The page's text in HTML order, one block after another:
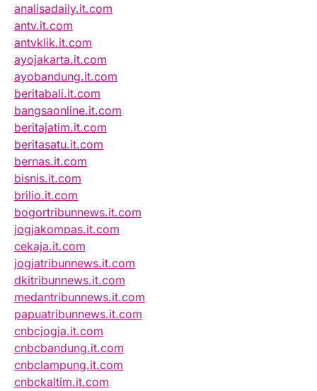
analisadaily.it.com
antv.it.com
antvklik.it.com
ayojakarta.it.com
ayobandung.it.com
beritabali.it.com
bangsaonline.it.com
beritajatim.it.com
beritasatu.it.com
bernas.it.com
bisnis.it.com
brilio.it.com
bogortribunnews.it.com
jogjakompas.it.com
cekaja.it.com
jogjatribunnews.it.com
dkitribunnews.it.com
medantribunnews.it.com
papuatribunnews.it.com
cnbcjogja.it.com
cnbcbandung.it.com
cnbclampung.it.com
cnbckaltim.it.com